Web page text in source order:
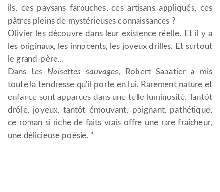
ils, ces paysans farouches, ces artisans appliqués, ces
pâtres pleins de mystérieuses connaissances ?
Olivier les découvre dans leur existence réelle. Et il y a
les originaux, les innocents, les joyeux drilles. Et surtout
le grand-père...
Dans Les Noisettes sauvages, Robert Sabatier a mis
toute la tendresse qu'il porte en lui. Rarement nature et
enfance sont apparues dans une telle luminosité. Tantôt
drôle, joyeux, tantôt émouvant, poignant, pathétique,
ce roman si riche de faits vrais offre une rare fraîcheur,
une délicieuse poésie. "